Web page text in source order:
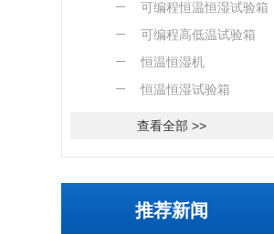
可编程恒温恒湿试验箱
可编程高低温试验箱
恒温恒湿机
恒温恒湿试验箱
查看全部 >>
推荐新闻